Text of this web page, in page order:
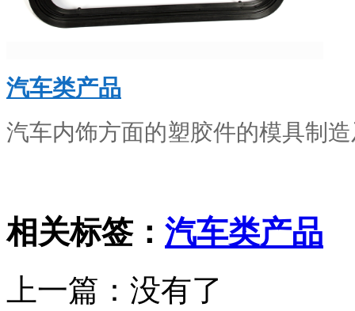
汽车类产品
汽车内饰方面的塑胶件的模具制
相关标签： 汽车类产品
上一篇：没有了